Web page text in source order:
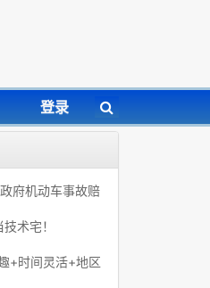
登录
府机动车事故赔
术宅！
+时间灵活+地区